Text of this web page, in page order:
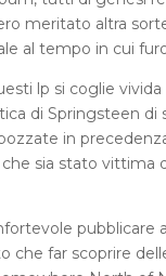
meritato altra
al tempo in cui
lp si coglie
di Springsteen di
in
sia stato vittima
pubblicare
che far scoprire